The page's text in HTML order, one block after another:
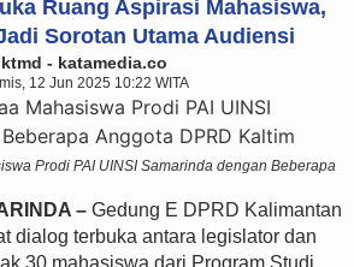
Ruang Aspirasi Mahasiswa,
Sorotan Utama Audiensi
ktmd - katamedia.co
12 Jun 2025 10:22 WITA
Prodi PAI UINSI Samarinda dengan Beberapa
– Gedung E DPRD Kalimantan
dialog terbuka antara legislator dan
30 mahasiswa dari Program Studi